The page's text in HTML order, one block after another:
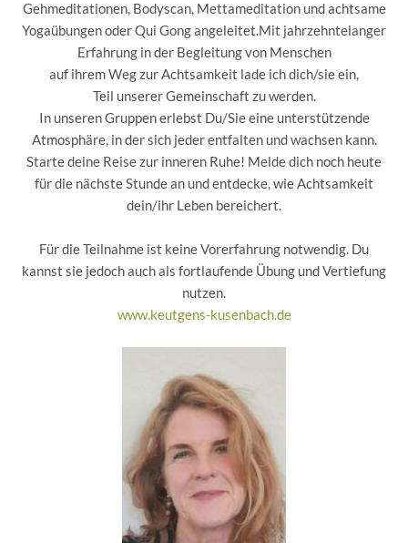
Gehmeditationen, Bodyscan, Mettameditation und achtsame
Yogaübungen oder Qui Gong angeleitet.Mit jahrzehntelanger
Erfahrung in der Begleitung von Menschen
auf ihrem Weg zur Achtsamkeit lade ich dich/sie ein,
Teil unserer Gemeinschaft zu werden.
In unseren Gruppen erlebst Du/Sie eine unterstützende
Atmosphäre, in der sich jeder entfalten und wachsen kann.
Starte deine Reise zur inneren Ruhe! Melde dich noch heute
für die nächste Stunde an und entdecke, wie Achtsamkeit
dein/ihr Leben bereichert.
Für die Teilnahme ist keine Vorerfahrung notwendig. Du
kannst sie jedoch auch als fortlaufende Übung und Vertiefung
nutzen.
www.keutgens-kusenbach.de